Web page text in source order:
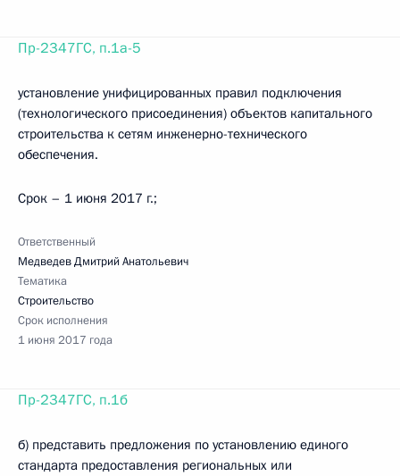
Пр-2347ГС, п.1а-5
установление унифицированных правил подключения
(технологического присоединения) объектов капитального
строительства к сетям инженерно-технического
обеспечения.
Срок – 1 июня 2017 г.;
Ответственный
Медведев Дмитрий Анатольевич
Тематика
Строительство
Срок исполнения
1 июня 2017 года
Пр-2347ГС, п.1б
б) представить предложения по установлению единого
стандарта предоставления региональных или